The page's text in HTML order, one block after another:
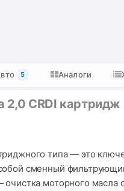
5 Аналоги
2,0 CRDI картридж
типа — это
сменный
очистка моторного масла